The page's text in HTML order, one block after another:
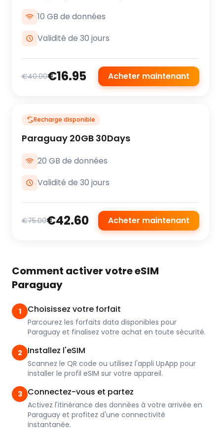
10 GB de données
Validité de 30 jours
€40.00€16.95 Acheter maintenant
Recharge disponible
Paraguay 20GB 30Days
20 GB de données
Validité de 30 jours
€75.00€42.60 Acheter maintenant
Comment activer votre eSIM
Paraguay
1 Choisissez votre forfait
Parcourez les forfaits data disponibles pour
Paraguay et finalisez votre achat en toute sécurité.
2 Installez l'eSIM
Scannez le QR code ou utilisez l'appli UpApp pour
installer le profil eSIM sur votre appareil.
3 Connectez-vous et partez
Activez l'itinérance des données à votre arrivée en
Paraguay et profitez d'une connectivité
instantanée.